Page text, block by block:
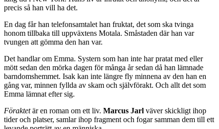
precis så han vill ha det.
En dag får han telefonsamtalet han fruktat, det som ska tvinga
honom tillbaka till uppväxtens Motala. Småstaden där han var
tvungen att gömma den han var.
Det handlar om Emma. Systern som han inte har pratat med eller
mött sedan den mörka dagen för många år sedan då han lämnade
barndomshemmet. Isak kan inte längre fly minnena av den han en
gång var, minnen fyllda av skam och självförakt. Och allt det som
Emma lämnat efter sig.
Föraktetär en roman om ett liv. Marcus Jarl väver skickligt ihop
tider och platser, samlar ihop fragment och fogar samman dem till ett